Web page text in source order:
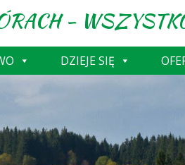
-
DZIEJE SIĘ